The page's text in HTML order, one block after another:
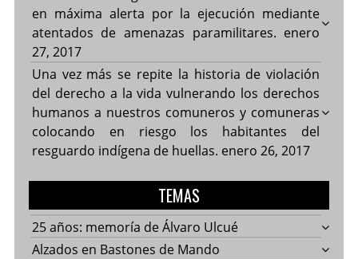
en máxima alerta por la ejecución mediante
atentados de amenazas paramilitares. enero
27, 2017
Una vez más se repite la historia de violación
del derecho a la vida vulnerando los derechos
humanos a nuestros comuneros y comuneras
colocando en riesgo los habitantes del
resguardo indígena de huellas. enero 26, 2017
TEMAS
25 años: memoría de Álvaro Ulcué
Alzados en Bastones de Mando